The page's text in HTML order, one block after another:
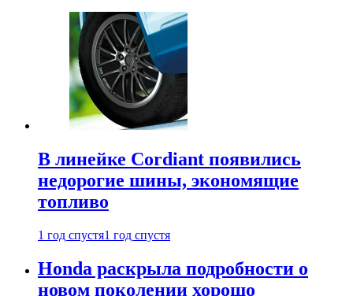
В линейке Cordiant появились
недорогие шины, экономящие
топливо
1 год спустя1 год спустя
Honda раскрыла подробности о
новом поколении хорошо